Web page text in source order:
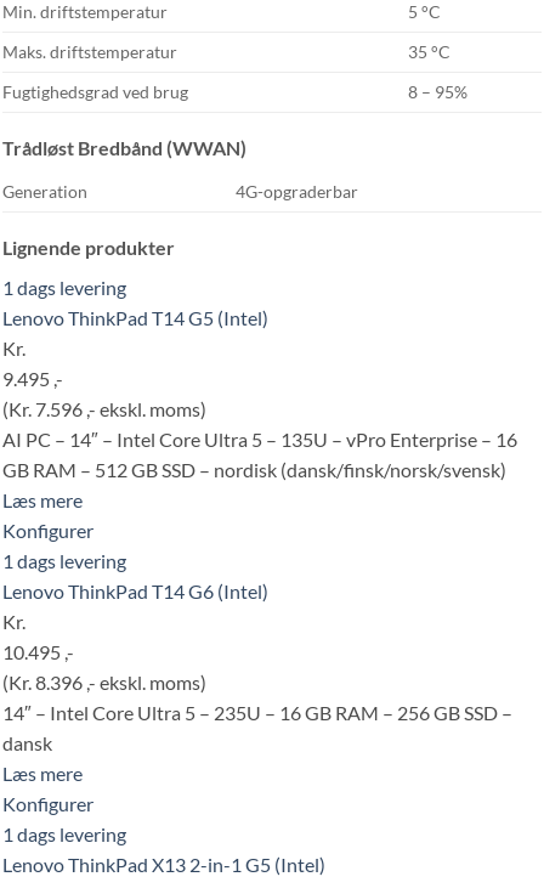
Min. driftstemperatur
5 °C
Maks. driftstemperatur
35 °C
Fugtighedsgrad ved brug
8 – 95%
Trådløst Bredbånd (WWAN)
Generation 4G-opgraderbar
Lignende produkter
1 dags levering
Lenovo ThinkPad T14 G5 (Intel)
Kr.
9.495 ,-
(Kr. 7.596 ,- ekskl. moms)
AI PC – 14″ – Intel Core Ultra 5 – 135U – vPro Enterprise – 16
GB RAM – 512 GB SSD – nordisk (dansk/finsk/norsk/svensk)
Læs mere
Konfigurer
1 dags levering
Lenovo ThinkPad T14 G6 (Intel)
Kr.
10.495 ,-
(Kr. 8.396 ,- ekskl. moms)
14″ – Intel Core Ultra 5 – 235U – 16 GB RAM – 256 GB SSD –
dansk
Læs mere
Konfigurer
1 dags levering
Lenovo ThinkPad X13 2-in-1 G5 (Intel)